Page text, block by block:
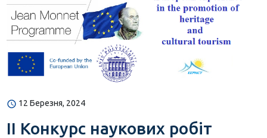
12 Березня, 2024
ІІ Конкурс наукових робіт